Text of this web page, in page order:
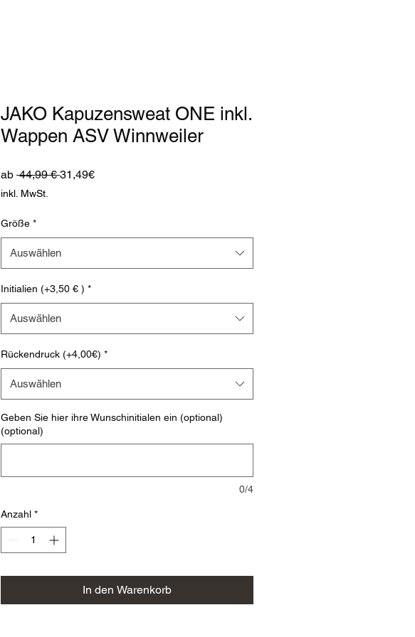
JAKO Kapuzensweat ONE inkl.
Wappen ASV Winnweiler
ab 44,99 € Standardpreis
31,49€Sale-
inkl. MwSt.
Größe *
Auswählen
Initialien (+3,50 € ) *
Auswählen
Rückendruck (+4,00€) *
Auswählen
Geben Sie hier ihre Wunschinitialen ein (optional)
(optional)
0/4
Anzahl *
In den Warenkorb